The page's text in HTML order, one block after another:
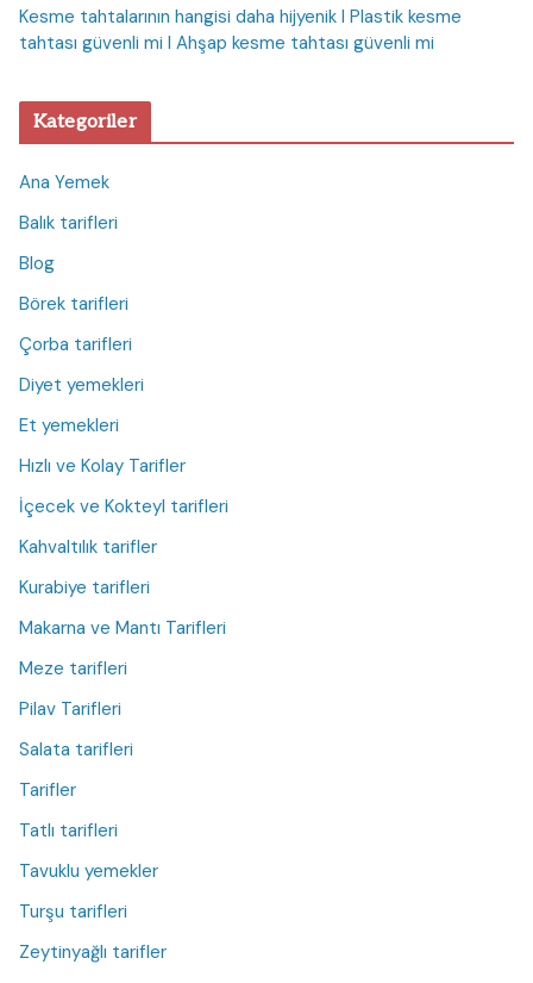
Kesme tahtalarının hangisi daha hijyenik I Plastik kesme
tahtası güvenli mi I Ahşap kesme tahtası güvenli mi
Kategoriler
Ana Yemek
Balık tarifleri
Blog
Börek tarifleri
Çorba tarifleri
Diyet yemekleri
Et yemekleri
Hızlı ve Kolay Tarifler
İçecek ve Kokteyl tarifleri
Kahvaltılık tarifler
Kurabiye tarifleri
Makarna ve Mantı Tarifleri
Meze tarifleri
Pilav Tarifleri
Salata tarifleri
Tarifler
Tatlı tarifleri
Tavuklu yemekler
Turşu tarifleri
Zeytinyağlı tarifler